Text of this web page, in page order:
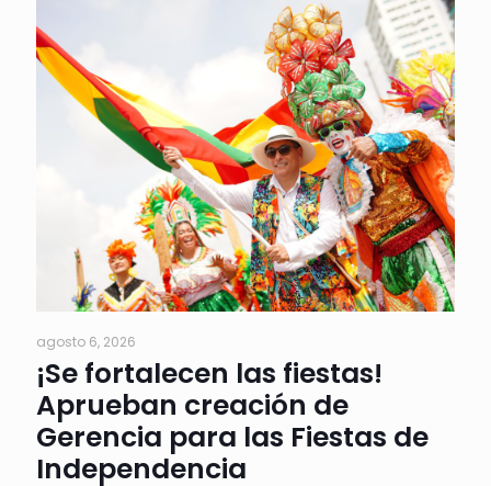
agosto 6, 2026
¡Se fortalecen las fiestas!
Aprueban creación de
Gerencia para las Fiestas de
Independencia